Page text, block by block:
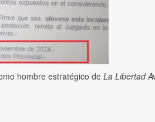
hombre estratégico de La Libertad